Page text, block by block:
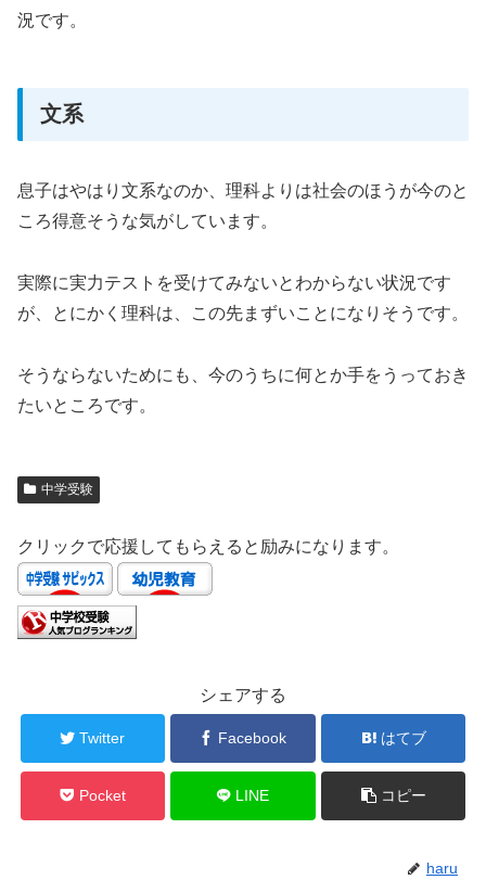
況です。
文系
息子はやはり文系なのか、理科よりは社会のほうが今のと
ころ得意そうな気がしています。
実際に実力テストを受けてみないとわからない状況です
が、とにかく理科は、この先まずいことになりそうです。
そうならないためにも、今のうちに何とか手をうっておき
たいところです。
中学受験
クリックで応援してもらえると励みになります。
シェアする
Twitter Facebook はてブ
Pocket LINE コピー
haru